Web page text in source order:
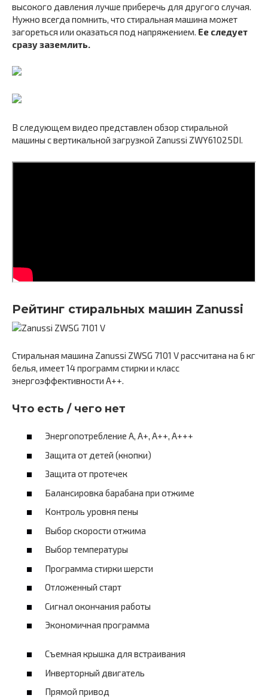
высокого давления лучше приберечь для другого случая.
Нужно всегда помнить, что стиральная машина может
загореться или оказаться под напряжением. Ее следует
сразу заземлить.
В следующем видео представлен обзор стиральной
машины с вертикальной загрузкой Zanussi ZWY61025DI.
Рейтинг стиральных машин Zanussi
Стиральная машина Zanussi ZWSG 7101 V рассчитана на 6 кг
белья, имеет 14 программ стирки и класс
энергоэффективности A++.
Что есть / чего нет
Энергопотребление A, А+, А++, А+++
Защита от детей (кнопки)
Защита от протечек
Балансировка барабана при отжиме
Контроль уровня пены
Выбор скорости отжима
Выбор температуры
Программа стирки шерсти
Отложенный старт
Сигнал окончания работы
Экономичная программа
Съемная крышка для встраивания
Инверторный двигатель
Прямой привод